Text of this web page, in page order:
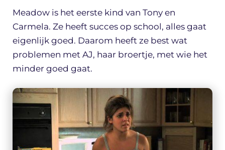
Meadow is het eerste kind van Tony en
Carmela. Ze heeft succes op school, alles gaat
eigenlijk goed. Daarom heeft ze best wat
problemen met AJ, haar broertje, met wie het
minder goed gaat.